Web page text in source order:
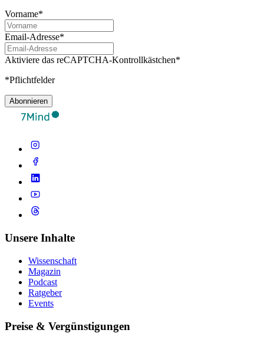
Vorname*
Email-Adresse*
Aktiviere das reCAPTCHA-Kontrollkästchen*
*Pflichtfelder
Abonnieren
Unsere Inhalte
Wissenschaft
Magazin
Podcast
Ratgeber
Events
Preise & Vergünstigungen